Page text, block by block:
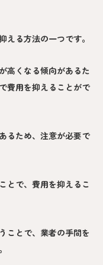
える方法の一つです。
高くなる傾向があるた
費用を抑えることがで
るため、注意が必要で
とで、費用を抑えるこ
ことで、業者の手間を